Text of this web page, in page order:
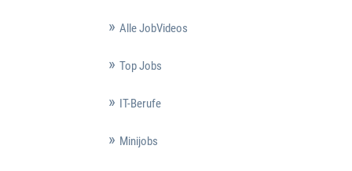
Alle JobVideos
Top Jobs
IT-Berufe
Minijobs